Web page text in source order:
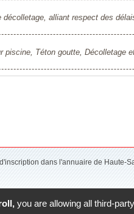
alliant respect des
piscine, Téton goutte, Décolletage
dans l'annuaire de Haute-
you are allowing all third-